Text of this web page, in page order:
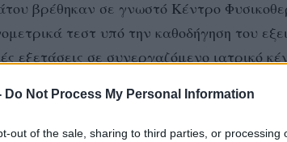
Do Not Process My Personal Information
out of the sale, sharing to third parties, or processing
βρέθηκαν σε γνωστό Κέντρο
τεστ υπό την καθοδήγηση του
εξετάσεις σε συνεργαζόμενο ιατρικό
και οι Ασημίνα Νικολογιάννη, Μάρθα